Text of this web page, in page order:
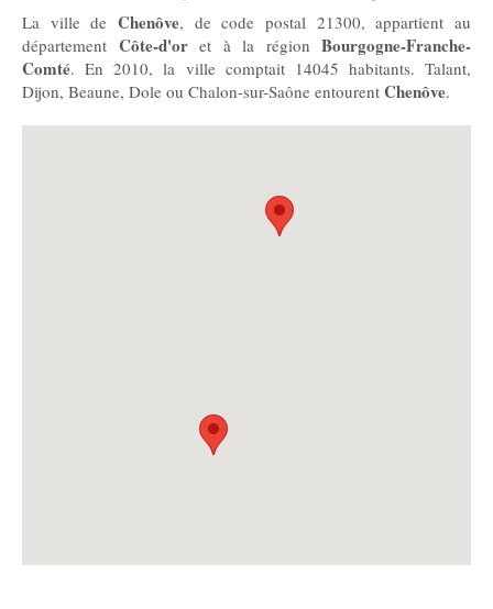
La ville de Chenôve, de code postal 21300, appartient au
département Côte-d'oret à la région Bourgogne-Franche-
Comté. En 2010, la ville comptait 14045 habitants. Talant,
Dijon, Beaune, Dole ou Chalon-sur-Saône entourent Chenôve.